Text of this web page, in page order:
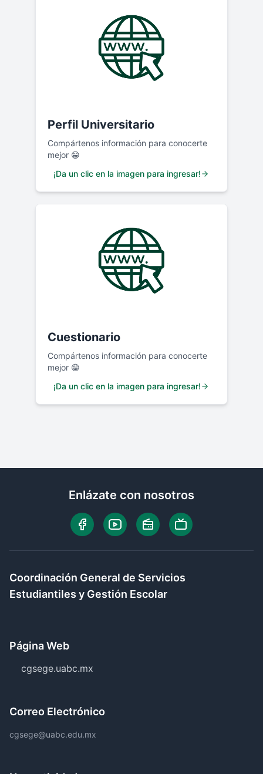
Perfil Universitario
Compártenos información para conocerte
mejor 😁
¡Da un clic en la imagen para ingresar!
Cuestionario
Compártenos información para conocerte
mejor 😁
¡Da un clic en la imagen para ingresar!
Enlázate con nosotros
Coordinación General de Servicios
Estudiantiles y Gestión Escolar
Página Web
cgsege.uabc.mx
Correo Electrónico
cgsege@uabc.edu.mx